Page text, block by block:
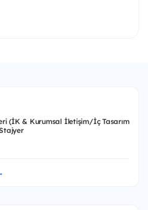
(İK & Kurumsal İletişim/İç Tasarım